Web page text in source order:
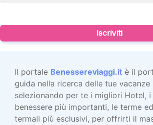
Iscriviti
Il portale Benessereviaggi.it è il
guida nella ricerca delle tue vacanze
selezionando per te i migliori Hotel,
benessere più importanti, le terme
termali più esclusivi, per offrirti il